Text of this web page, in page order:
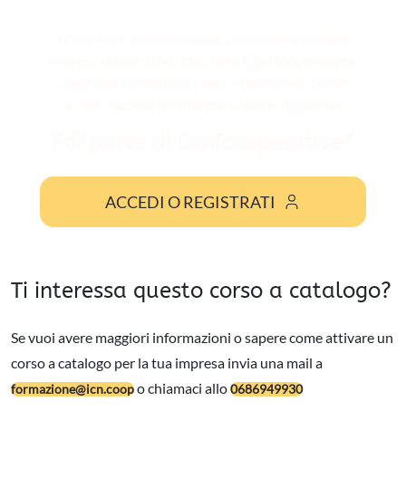
ACCEDI O REGISTRATI
Ti interessa questo corso a catalogo?
Se vuoi avere maggiori informazioni o sapere come attivare un
corso a catalogo per la tua impresa invia una mail a
formazione@icn.coopo chiamaci allo0686949930